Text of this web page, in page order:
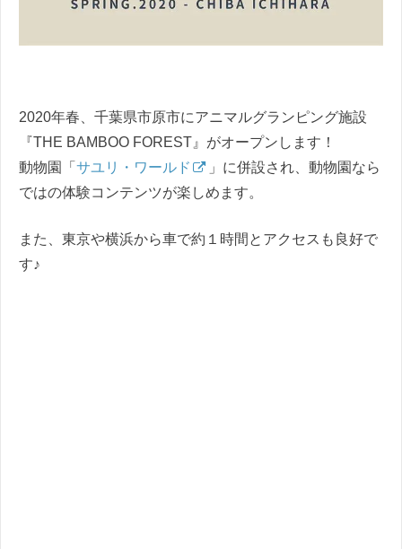
2020年春、千葉県市原市にアニマルグランピング施設
『THE BAMBOO FOREST』がオープンします！
動物園「 サユリ・ワールド
」に併設され、動物園なら
ではの体験コンテンツが楽しめます。
また、東京や横浜から車で約１時間とアクセスも良好で
す♪